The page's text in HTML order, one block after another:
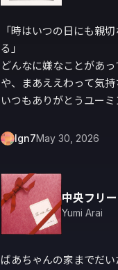
「時はいつの日にも親
る」
どんなに嫌なことがあ
や、まあええわって気持
いつもありがとうユーミ
lgn7May 30, 2026
中央フリ
Yumi Arai
ばあちゃんの家までだ